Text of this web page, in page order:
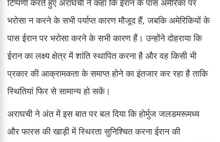
भरोसा न करने के सभी पर्याप्त कारण मौजूद हैं, जबकि अमेरिकियों के
पास ईरान पर भरोसा करने के सभी कारण हैं। उन्होंने दोहराया कि
ईरान का लक्ष्य क्षेत्र में शांति स्थापित करना है और वह किसी भी
प्रकार की आक्रामकता के समाप्त होने का इंतजार कर रहा है ताकि
स्थितियां फिर से सामान्य हो सकें।
अराघची ने अंत में इस बात पर बल दिया कि होर्मुज जलडमरूमध्य
और फारस की खाड़ी में स्थिरता सुनिश्चित करना ईरान की